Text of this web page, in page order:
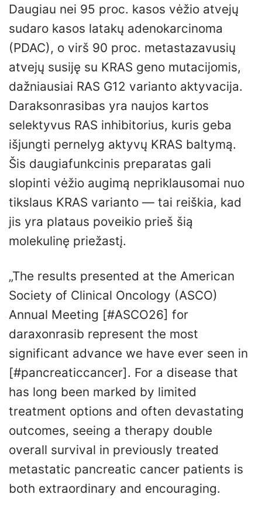
Daugiau nei 95 proc. kasos vėžio atvejų
sudaro kasos latakų adenokarcinoma
(PDAC), o virš 90 proc. metastazavusių
atvejų susiję su KRAS geno mutacijomis,
dažniausiai RAS G12 varianto aktyvacija.
Daraksonrasibas yra naujos kartos
selektyvus RAS inhibitorius, kuris geba
išjungti pernelyg aktyvų KRAS baltymą.
Šis daugiafunkcinis preparatas gali
slopinti vėžio augimą nepriklausomai nuo
tikslaus KRAS varianto — tai reiškia, kad
jis yra plataus poveikio prieš šią
molekulinę priežastį.
„The results presented at the American
Society of Clinical Oncology (ASCO)
Annual Meeting [#ASCO26] for
daraxonrasib represent the most
significant advance we have ever seen in
[#pancreaticcancer]. For a disease that
has long been marked by limited
treatment options and often devastating
outcomes, seeing a therapy double
overall survival in previously treated
metastatic pancreatic cancer patients is
both extraordinary and encouraging.